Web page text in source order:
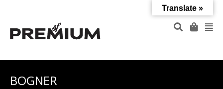
BOGNER
Translate »